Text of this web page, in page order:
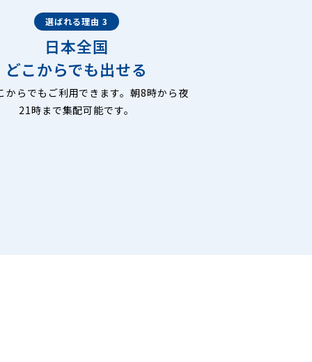
選ばれる理由 3
日本全国
どこからでも出せる
からでもご利用できます。朝8時から夜
21時まで集配可能です。